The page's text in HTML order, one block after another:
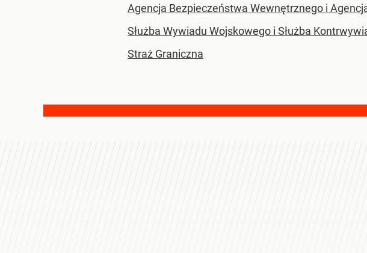
Agencja Bezpieczeństwa Wewnętrznego i
Służba Wywiadu Wojskowego i Służba
Straż Graniczna